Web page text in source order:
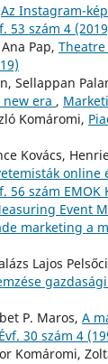
Az Instagram-
53 szám 4
Pap,
Sellappan
era ,
Komáromi,
Kovács,
56 szám EMOK
Event
marketing a
Lajos
P. Maros, A
30 szám 4
Komáromi,